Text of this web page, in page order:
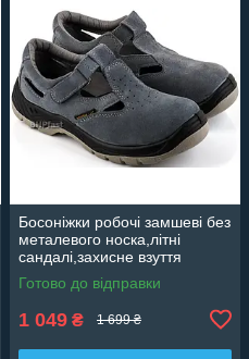
Босоніжки робочі замшеві без
металевого носка,літні
сандалі,захисне взуття
протиударне Artmaster
Польща BSLIGHT
Готово до відправки
1 049 ₴ 1 699 ₴